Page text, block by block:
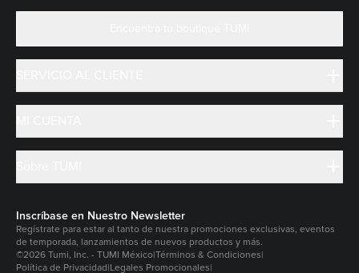
Inscríbase en Nuestro Newsletter
Regístrate para estar al tanto de nuestra promociones exclusivas, eventos
de temporada, lanzamientos de nuevos productos y más.
©2026 Tumi, Inc. - TUMI México|Términos & Condiciones|
Política de Privacidad|Legales Promocionales|